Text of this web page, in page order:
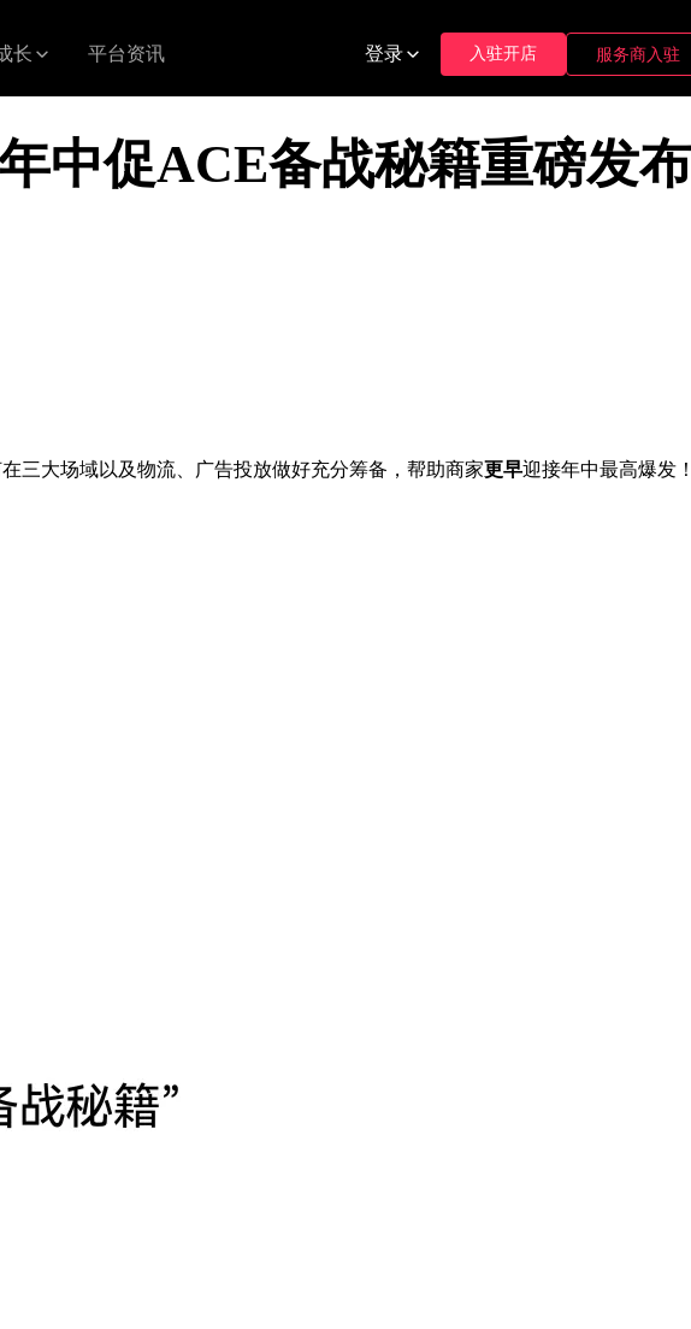
长 平台资讯 登录 入驻开店 服务商入驻
中促ACE备战秘籍重磅发布
三大场域以及物流、广告投放做好充分筹备，帮助商家更早迎接年中最高爆发